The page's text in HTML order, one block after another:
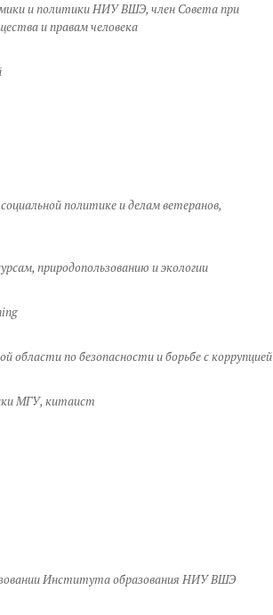
и политики НИУ ВШЭ, член Совета при
и правам человека
политике и делам ветеранов,
природопользованию и экологии
области по безопасности и борьбе с коррупцией
МГУ, китаист
Института образования НИУ ВШЭ